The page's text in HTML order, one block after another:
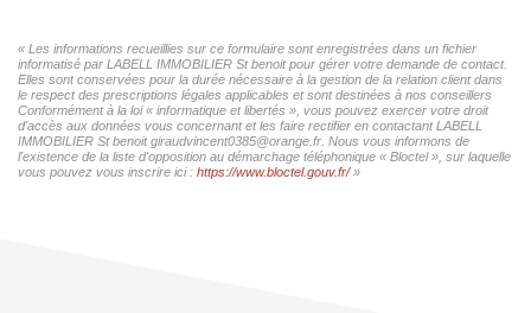
« Les informations recueillies sur ce formulaire sont enregistrées dans un fichier
informatisé par LABELL IMMOBILIER St benoit pour gérer votre demande de contact.
Elles sont conservées pour la durée nécessaire à la gestion de la relation client dans
le respect des prescriptions légales applicables et sont destinées à nos conseillers
Conformément à la loi « informatique et libertés », vous pouvez exercer votre droit
d'accès aux données vous concernant et les faire rectifier en contactant LABELL
IMMOBILIER St benoit giraudvincent0385@orange.fr. Nous vous informons de
l'existence de la liste d'opposition au démarchage téléphonique « Bloctel », sur laquelle
vous pouvez vous inscrire ici : https://www.bloctel.gouv.fr/»